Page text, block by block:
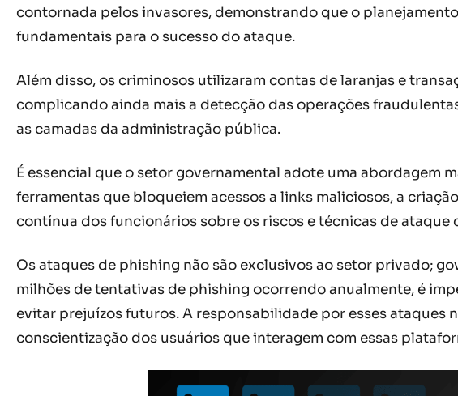
contornada pelos invasores, demonstrando que o
fundamentais para o sucesso do ataque.
Além disso, os criminosos utilizaram contas de laranjas e
complicando ainda mais a detecção das operações
as camadas da administração pública.
É essencial que o setor governamental adote uma abordagem
ferramentas que bloqueiem acessos a links maliciosos, a
contínua dos funcionários sobre os riscos e técnicas de ataque
Os ataques de phishing não são exclusivos ao setor privado;
milhões de tentativas de phishing ocorrendo anualmente, é
evitar prejuízos futuros. A responsabilidade por esses ataques
conscientização dos usuários que interagem com essas